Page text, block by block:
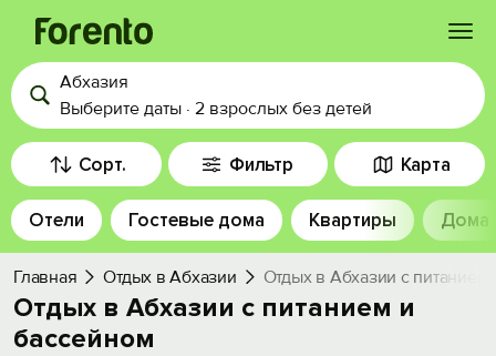
Войти
Избранное
История просмотра
Добавить свой объект
Абхазия
Выберите даты · 2 взрослых без детей
Сорт. Фильтр Карта
Отели Гостевые дома Квартиры Дома
Главная Отдых в Абхазии Отдых в Абхазии с питанием
Отдых в Абхазии с питанием и
бассейном